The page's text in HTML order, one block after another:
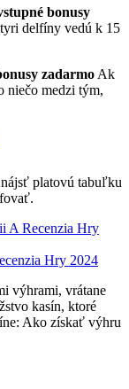
bonusy
delfíny vedú k 15
zadarmo Ak
niečo medzi tým,
platovú tabuľku
A Recenzia Hry
Hry 2024
výhrami, vrátane
kasín, ktoré
Ako získať výhru